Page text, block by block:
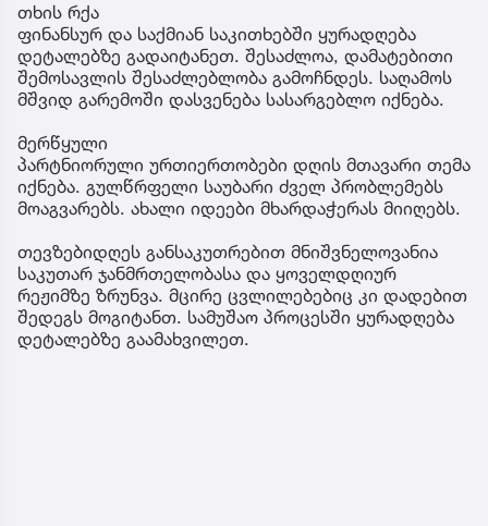
თხის რქა
ფინანსურ და საქმიან საკითხებში ყურადღება
დეტალებზე გადაიტანეთ. შესაძლოა, დამატებითი
შემოსავლის შესაძლებლობა გამოჩნდეს. საღამოს
მშვიდ გარემოში დასვენება სასარგებლო იქნება.
მერწყული
პარტნიორული ურთიერთობები დღის მთავარი თემა
იქნება. გულწრფელი საუბარი ძველ პრობლემებს
მოაგვარებს. ახალი იდეები მხარდაჭერას მიიღებს.
თევზებიდღეს განსაკუთრებით მნიშვნელოვანია
საკუთარ ჯანმრთელობასა და ყოველდღიურ
რეჟიმზე ზრუნვა. მცირე ცვლილებებიც კი დადებით
შედეგს მოგიტანთ. სამუშაო პროცესში ყურადღება
დეტალებზე გაამახვილეთ.